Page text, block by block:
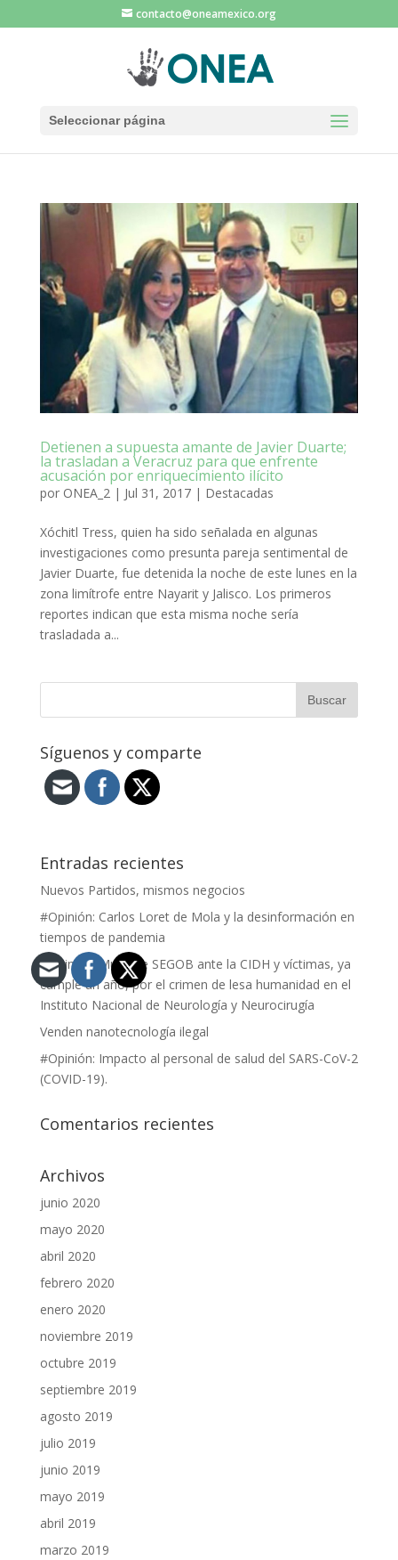
contacto@oneamexico.org
Seleccionar página
Detienen a supuesta amante de Javier Duarte;
la trasladan a Veracruz para que enfrente
acusación por enriquecimiento ilícito
por ONEA_2| Jul 31, 2017| Destacadas
Xóchitl Tress, quien ha sido señalada en algunas
investigaciones como presunta pareja sentimental de
Javier Duarte, fue detenida la noche de este lunes en la
zona limítrofe entre Nayarit y Jalisco. Los primeros
reportes indican que esta misma noche sería
trasladada a...
Síguenos y comparte
Entradas recientes
Nuevos Partidos, mismos negocios
#Opinión: Carlos Loret de Mola y la desinformación en
tiempos de pandemia
#Opinión: Mutis de SEGOB ante la CIDH y víctimas, ya
cumple un año, por el crimen de lesa humanidad en el
Instituto Nacional de Neurología y Neurocirugía
Venden nanotecnología ilegal
#Opinión: Impacto al personal de salud del SARS-CoV-2
(COVID-19).
Comentarios recientes
Archivos
junio 2020
mayo 2020
abril 2020
febrero 2020
enero 2020
noviembre 2019
octubre 2019
septiembre 2019
agosto 2019
julio 2019
junio 2019
mayo 2019
abril 2019
marzo 2019